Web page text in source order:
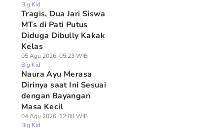
Big Kid
Tragis, Dua Jari Siswa
MTs di Pati Putus
Diduga Dibully Kakak
Kelas
05 Agu 2026, 05:23 WIB
Big Kid
Naura Ayu Merasa
Dirinya saat Ini Sesuai
dengan Bayangan
Masa Kecil
04 Agu 2026, 12:08 WIB
Big Kid